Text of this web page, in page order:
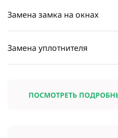
Замена замка на окнах
Замена уплотнителя
ПОСМОТРЕТЬ